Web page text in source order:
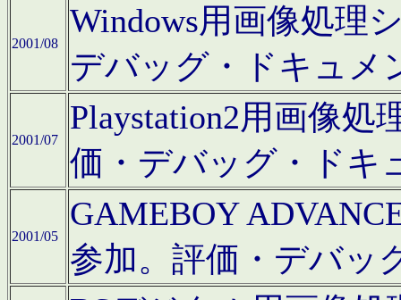
2001/08
Windows用画像処理
デバッグ・ドキュメ
2001/07
Playstation2用画像
価・デバッグ・ドキ
2001/05
GAMEBOY
参加。評価・デバッ